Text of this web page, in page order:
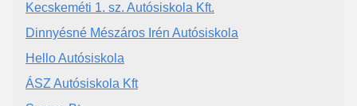
Kecskeméti 1. sz. Autósiskola Kft.
Dinnyésné Mészáros Irén Autósiskola
Hello Autósiskola
ÁSZ Autósiskola Kft